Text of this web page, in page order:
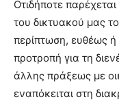
Οτιδήποτε
του δικτυακού μας
περίπτωση, ευθέως
προτροπή για τη
άλλης πράξεως με
εναπόκειται στη